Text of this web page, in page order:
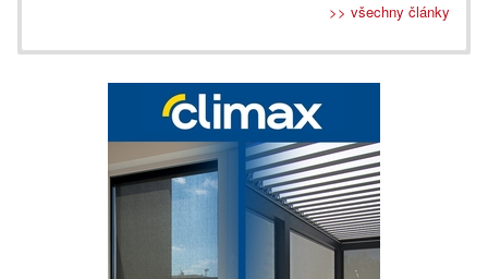
>> všechny články